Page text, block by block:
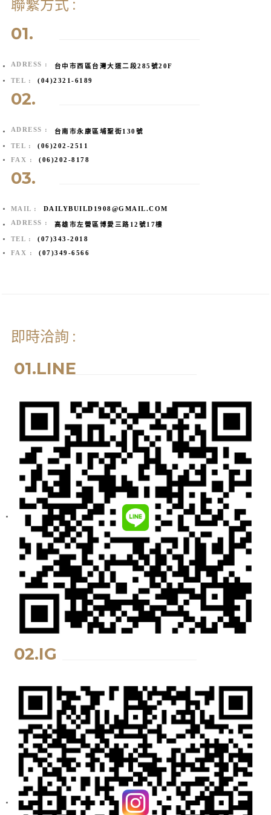
聯繫方式 :
01.
ADRESS : 台中市西區台灣大道二段285號20F
TEL : (04)2321-6189
02.
ADRESS : 台南市永康區埔聖街130號
TEL : (06)202-2511
FAX : (06)202-8178
03.
MAIL : DAILYBUILD1908@GMAIL.COM
ADRESS : 高雄市左營區博愛三路12號17樓
TEL : (07)343-2018
FAX : (07)349-6566
即時洽詢 :
01.LINE
02.IG